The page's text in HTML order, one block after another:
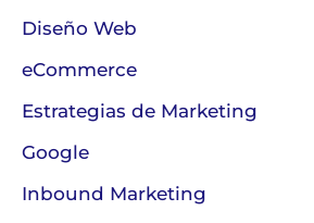
Diseño Web
eCommerce
Estrategias de Marketing
Google
Inbound Marketing